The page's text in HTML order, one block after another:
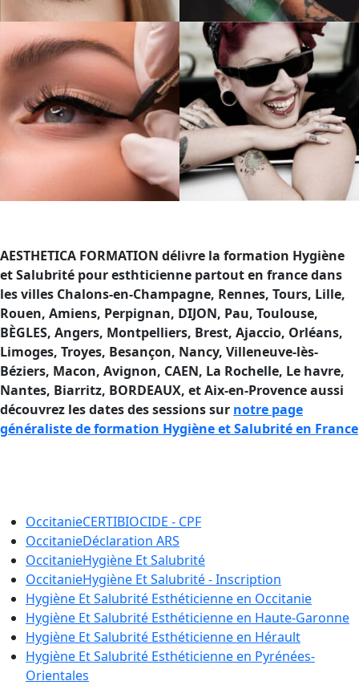
AESTHETICA FORMATION délivre la formation Hygiène
et Salubrité pour esthticienne partout en france dans
les villes Chalons-en-Champagne, Rennes, Tours, Lille,
Rouen, Amiens, Perpignan, DIJON, Pau, Toulouse,
BÈGLES, Angers, Montpelliers, Brest, Ajaccio, Orléans,
Limoges, Troyes, Besançon, Nancy, Villeneuve-lès-
Béziers, Macon, Avignon, CAEN, La Rochelle, Le havre,
Nantes, Biarritz, BORDEAUX, et Aix-en-Provence aussi
découvrez les dates des sessions sur notre page
généraliste de formation Hygiène et Salubrité en France
OccitanieCERTIBIOCIDE - CPF
OccitanieDéclaration ARS
OccitanieHygiène Et Salubrité
OccitanieHygiène Et Salubrité - Inscription
Hygiène Et Salubrité Esthéticienne en Occitanie
Hygiène Et Salubrité Esthéticienne en Haute-Garonne
Hygiène Et Salubrité Esthéticienne en Hérault
Hygiène Et Salubrité Esthéticienne en Pyrénées-
Orientales